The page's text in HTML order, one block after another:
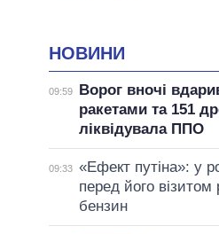
НОВИНИ
09:59
Ворог вночі
ракетами та 151
ліквідувала ППО
09:33 «Ефект путіна»: у
перед його
бензин